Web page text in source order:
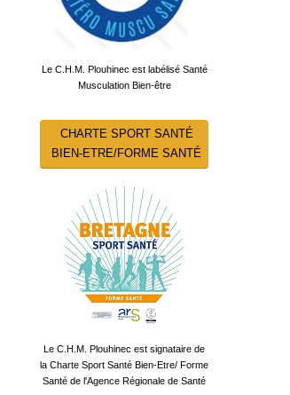
Le C.H.M. Plouhinec est labélisé Santé
Musculation Bien-être
CHARTE SPORT SANTÉ
BIEN-ETRE/FORME SANTÉ
Le C.H.M. Plouhinec est signataire de
la Charte Sport Santé Bien-Etre/ Forme
Santé de l'Agence Régionale de Santé